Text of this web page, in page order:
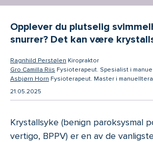
Opplever du plutselig
snurrer? Det kan være
Ragnhild Perstølen -Kiropraktor
Gro Camilla Riis -Fysioterapeut. Spesialist i
Asbjørn Horn -Fysioterapeut. Master i
21.05.2025
Krystallsyke (benign paroksysmal
vertigo, BPPV) er en av de